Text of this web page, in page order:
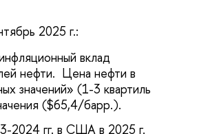
2025 г.:
вклад
нефти. Цена нефти в
значений» (1-3 квартиль
($65,4/барр.).
2024 гг. в США в 2025 г.